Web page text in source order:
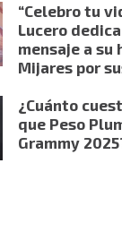
“Celebro tu
Lucero
mensaje a su
Mijares por
¿Cuánto
que Peso
Grammy